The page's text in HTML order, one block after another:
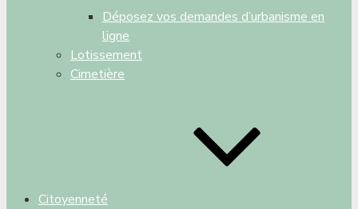
Déposez vos demandes d’urbanisme en
ligne
Lotissement
Cimetière
Citoyenneté